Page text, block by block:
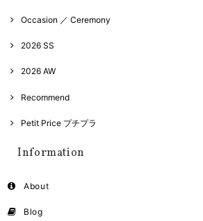
Occasion ／ Ceremony
2026 SS
2026 AW
Recommend
Petit Price プチプラ
Information
About
Blog